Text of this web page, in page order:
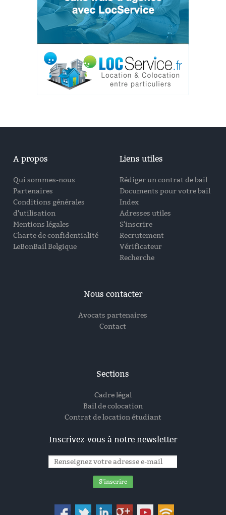
A propos
Qui sommes-nous
Partenaires
Conditions générales
d'utilisation
Mentions légales
Charte de confidentialité
LeBonBail Belgique
Liens utiles
Rédiger un contrat de bail
Documents pour votre bail
Index
Adresses utiles
S'inscrire
Recrutement
Vérificateur
Recherche
Nous contacter
Avocats partenaires
Contact
Sections
Cadre légal
Bail de colocation
Contrat de location étudiant
Inscrivez-vous à notre newsletter